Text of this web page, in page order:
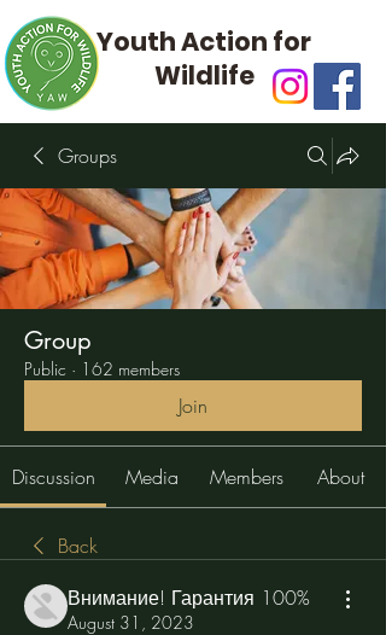
Youth Action for
Wildlife
Groups
Group
Public · 162 members
Join
Discussion Media Members About
Back
Внимание! Гарантия 100%
August 31, 2023